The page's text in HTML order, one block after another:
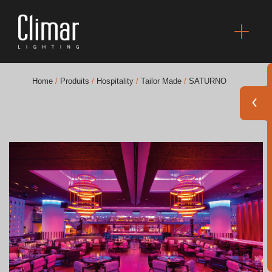
Finishes Book
BOYA OUT Shapes
Solutions Acoustiques
Meilleurs Projets
Home / Produits / Hospitality / Tailor Made / SATURNO